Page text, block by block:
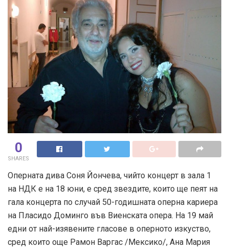
0
SHARES
Оперната дива Соня Йончева, чийто концерт в зала 1
на НДК е на 18 юни, е сред звездите, които ще пеят на
гала концерта по случай 50-годишната оперна кариера
на Пласидо Доминго във Виенската опера. На 19 май
едни от най-изявените гласове в оперното изкуство,
сред които още Рамон Варгас /Мексико/, Ана Мария